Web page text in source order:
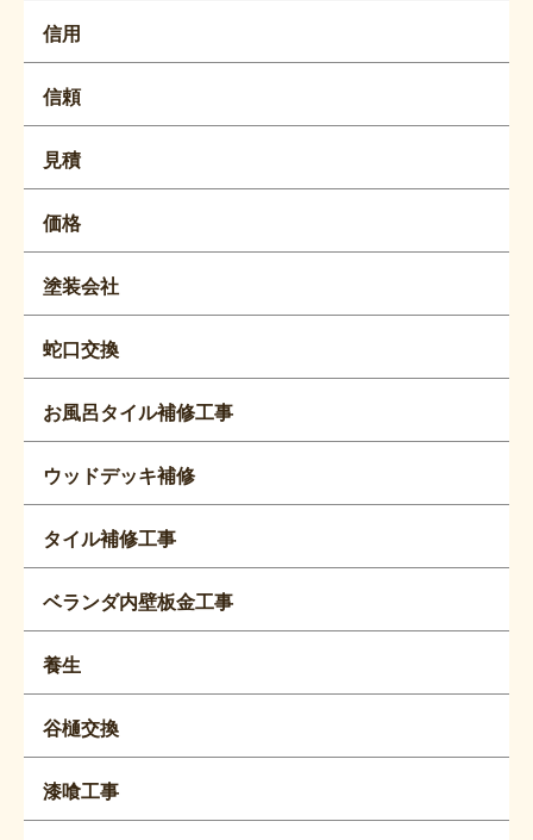
信用
信頼
見積
価格
塗装会社
蛇口交換
お風呂タイル補修工事
ウッドデッキ補修
タイル補修工事
ベランダ内壁板金工事
養生
谷樋交換
漆喰工事